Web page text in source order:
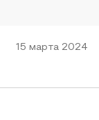
15 марта 2024